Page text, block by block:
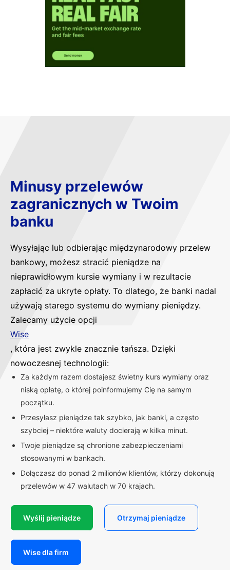
Minusy przelewów
zagranicznych w Twoim
banku
Wysyłając lub odbierając międzynarodowy przelew
bankowy, możesz stracić pieniądze na
nieprawidłowym kursie wymiany i w rezultacie
zapłacić za ukryte opłaty. To dlatego, że banki nadal
używają starego systemu do wymiany pieniędzy.
Zalecamy użycie opcji
Wise
, która jest zwykle znacznie tańsza. Dzięki
nowoczesnej technologii:
Za każdym razem dostajesz świetny kurs wymiany oraz
niską opłatę, o której poinformujemy Cię na samym
początku.
Przesyłasz pieniądze tak szybko, jak banki, a często
szybciej – niektóre waluty docierają w kilka minut.
Twoje pieniądze są chronione zabezpieczeniami
stosowanymi w bankach.
Dołączasz do ponad 2 milionów klientów, którzy dokonują
przelewów w 47 walutach w 70 krajach.
Wyślij pieniądze Otrzymaj pieniądze
Wise dla firm